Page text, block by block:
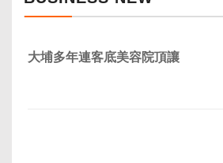
大埔多年連客底美容院頂讓